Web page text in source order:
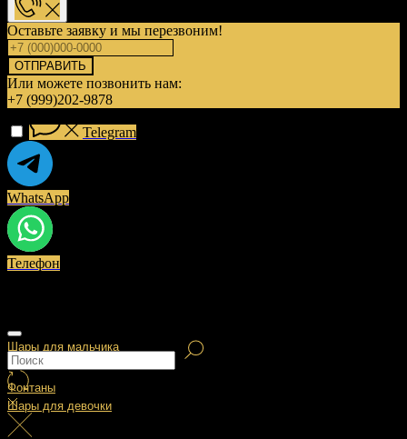
Шары для мальчика
Фонтаны
Шары для девочки
Оставьте заявку и мы перезвоним!
ОТПРАВИТЬ
Или можете позвонить нам:
+7 (999)202-9878
Telegram
WhatsApp
Телефон